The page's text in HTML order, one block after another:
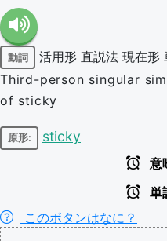
動詞 活用形 直説法 現在形
Third-person singular
of sticky
原形: sticky
意
単
このボタンはなに？